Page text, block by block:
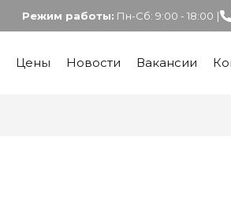
Цены Новости Вакансии
Режим работы: Пн-Сб: 9:00 - 18:00 |